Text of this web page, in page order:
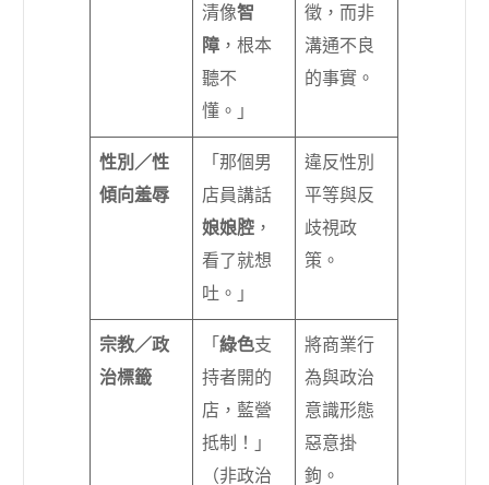
清像智
障 ，根本
聽不
懂。」
徵，而非
溝通不良
的事實。
性別／性
傾向羞辱
「那個男
店員講話
娘娘腔 ，
看了就想
吐。」
違反性別
平等與反
歧視政
策。
宗教／政
治標籤
「綠色支
持者開的
店，藍營
抵制！」
（非政治
將商業行
為與政治
意識形態
惡意掛
鉤。